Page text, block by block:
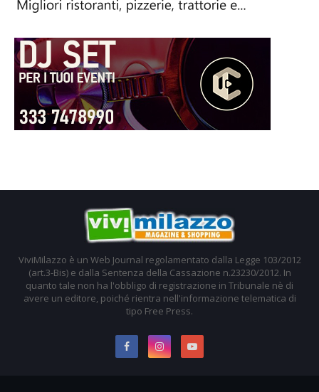
ViviMilazzo è un Web Journal regolamentato dalla Legge 103/2012
(art.3-Bis) e dalla Sentenza della Cassazione n.23230/2012. In
quanto tale non ha l'obbligo di registrazione in Tribunale nè di
avere un editore, poiché rientra nell'informazione telematica di
tipo Free Press.